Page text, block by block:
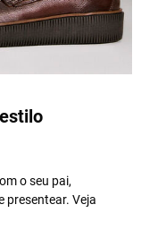
o seu pai,
presentear. Veja